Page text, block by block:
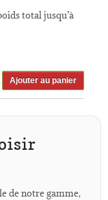
total jusqu’à
Ajouter au panier
de notre gamme,